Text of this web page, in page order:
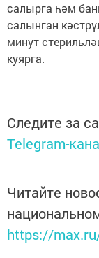
салырга һәм
салынган
минут
куярга.
Следите за
Telegram-
Читайте
https://